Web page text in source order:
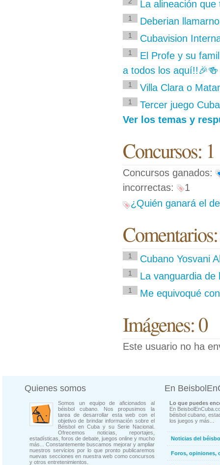
La alineación
1 Deberian
1 Cubavision
1
El Profe y su
a todos los aquí!!🎉🍻
1 Villa Clara o
1
Tercer juego
Ver los temas y
Concursos: 1
Concursos ganados:
incorrectas:
1
¿Quién ganará el
1 Cubano Yosvani
1 La vanguardia de
1 Me equivoqué
Imágenes: 0
Este usuario no ha
Quienes somos
Somos un equipo de aficionados al
béisbol cubano. Nos propusimos la
tarea de desarrollar esta web con el
objetivo de brindar información sobre el
Béisbol en Cuba y su Serie Nacional.
Ofrecemos noticias, reportajes,
estadísticas, foros de debate, juegos online y mucho
más... Constantemente buscamos mejorar y ampliar
nuestros servicios por lo que pronto publicaremos
nuevas secciones en nuestra web como concursos
y otros entretenimientos.
En
Lo que puedes
En
béisbol cubano,
los juegos y más...
Noticias del
Foros, opiniones,